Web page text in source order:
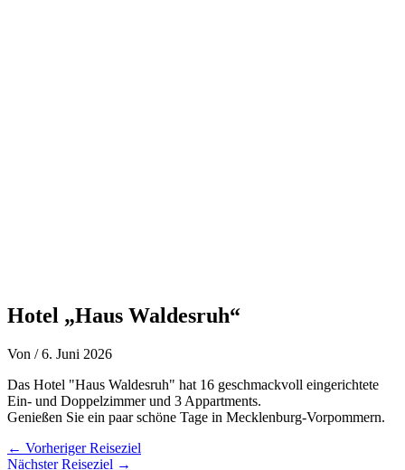
Hotel „Haus Waldesruh“
Von /6. Juni 2026
Das Hotel "Haus Waldesruh" hat 16 geschmackvoll eingerichtete
Ein- und Doppelzimmer und 3 Appartments.
Genießen Sie ein paar schöne Tage in Mecklenburg-Vorpommern.
← Vorheriger Reiseziel
Nächster Reiseziel →